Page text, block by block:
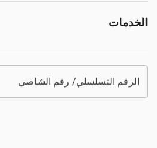
الخدمات
الرقم التسلسلي/ رقم الشاصي